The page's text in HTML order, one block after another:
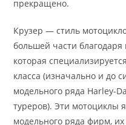
прекращено.
Крузер — стиль
большей части
которая
класса (изначально и до
модельного ряда Harley-
туреров). Эти мотоциклы
модельного ряда фирм,